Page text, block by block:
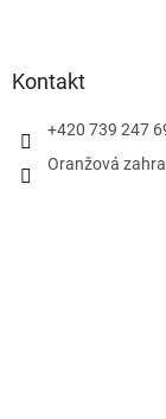
Kontakt
+420 739 247
Oranžová